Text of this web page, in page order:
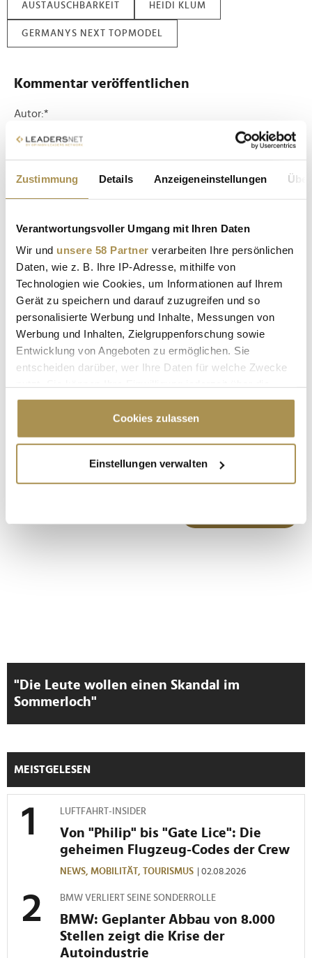
Zustimmung Details Anzeigeneinstellungen
Verantwortungsvoller Umgang mit Ihren Daten
Wir und unsere 58 Partner verarbeiten Ihre persönlichen
Daten, wie z. B. Ihre IP-Adresse, mithilfe von
Technologien wie Cookies, um Informationen auf Ihrem
Gerät zu speichern und darauf zuzugreifen und so
personalisierte Werbung und Inhalte, Messungen von
Werbung und Inhalten, Zielgruppenforschung sowie
Entwicklung von Angeboten zu ermöglichen. Sie
entscheiden darüber, wer Ihre Daten für welche Zwecke
Cookie-Erklärung oder durch Klicken auf das Privacy
Trigger Symbol ändern oder widerrufen
Informationen über Ihre geografische Lage
erfassen, welche bis auf einige Meter genau sein
Verwendung unserer Website an unsere Partner für
soziale Medien, Werbung und Analysen weiter. Unsere
Partner führen diese Informationen möglicherweise mit
gesammelt haben.
Cookies zulassen
Einstellungen verwalten
AUSTAUSCHBARKEIT HEIDI KLUM
GERMANYS NEXT TOPMODEL
Kommentar veröffentlichen
Autor:*
Sicherheitscode bestätigen: *
"Die Leute wollen einen Skandal im
Sommerloch"
MEISTGELESEN
LUFTFAHRT-INSIDER
Von "Philip" bis "Gate Lice": Die
geheimen Flugzeug-Codes der Crew
NEWS, MOBILITÄT, TOURISMUS | 02.08.2026
BMW VERLIERT SEINE SONDERROLLE
BMW: Geplanter Abbau von 8.000
Stellen zeigt die Krise der
Autoindustrie